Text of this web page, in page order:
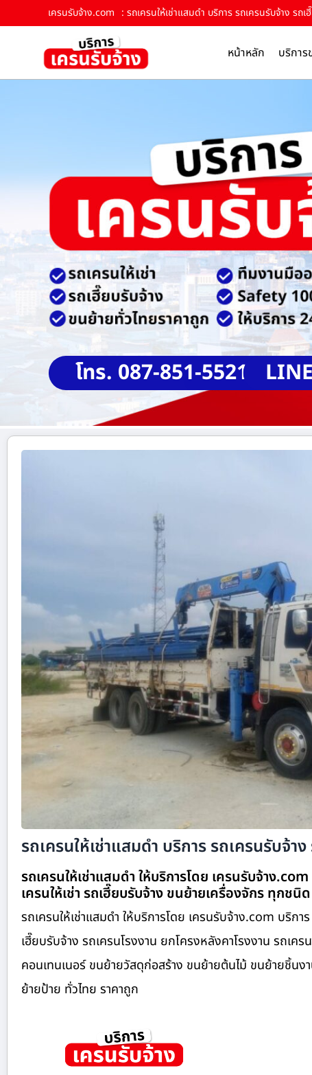
เครนรับจ้าง.com : รถเครนให้เช่าแสมดำ บริการ รถเครนรับจ้าง รถเ
หน้าหลัก บริการ
โทร. 087-851-5521
รถเครนให้เช่าแสมดำ บริการ รถเครนรับจ้า
รถเครนให้เช่าแสมดำ ให้บริการโดย เครนรับจ้าง
เครนให้เช่า รถเฮี๊ยบรับจ้าง ขนย้ายเครื่องจักร ทุกชนิ
รถเครนให้เช่าแสมดำ ให้บริการโดย เครนรับจ้าง.com บริก
เฮี๊ยบรับจ้าง รถเครนโรงงาน ยกโครงหลังคาโรงงาน รถเ
คอนเทนเนอร์ ขนย้ายวัสดุก่อสร้าง ขนย้ายต้นไม้ ขนย้ายชิ้น
ย้ายป้าย ทั่วไทย ราคาถูก